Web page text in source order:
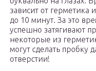
зависит от герметика
до 10 минут. За это
успешно затягивают
некоторые из
могут сделать пробку
отверстии!